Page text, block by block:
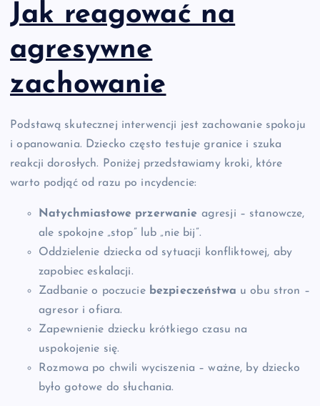
Jak reagować na
agresywne
zachowanie
Podstawą skutecznej interwencji jest zachowanie spokoju
i opanowania. Dziecko często testuje granice i szuka
reakcji dorosłych. Poniżej przedstawiamy kroki, które
warto podjąć od razu po incydencie:
Natychmiastowe przerwanie agresji – stanowcze,
ale spokojne „stop” lub „nie bij”.
Oddzielenie dziecka od sytuacji konfliktowej, aby
zapobiec eskalacji.
Zadbanie o poczucie bezpieczeństwa u obu stron –
agresor i ofiara.
Zapewnienie dziecku krótkiego czasu na
uspokojenie się.
Rozmowa po chwili wyciszenia – ważne, by dziecko
było gotowe do słuchania.